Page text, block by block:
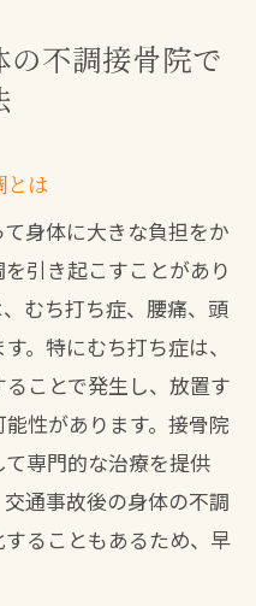
不調接骨院で
とは
身体に大きな負担をか
引き起こすことがあり
むち打ち症、腰痛、頭
。特にむち打ち症は、
ことで発生し、放置す
性があります。接骨院
専門的な治療を提供
通事故後の身体の不調
ることもあるため、早